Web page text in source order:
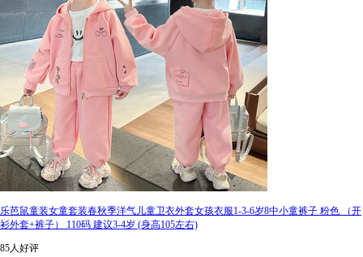
乐芭鼠童装女童套装春秋季洋气儿童卫衣外套女孩衣服1-3-6岁8中小童裤子 粉色 （开
衫外套+裤子） 110码 建议3-4岁 (身高105左右)
85人好评